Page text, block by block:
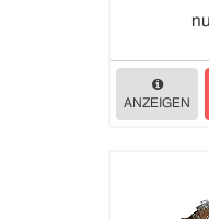
ANZEIGEN